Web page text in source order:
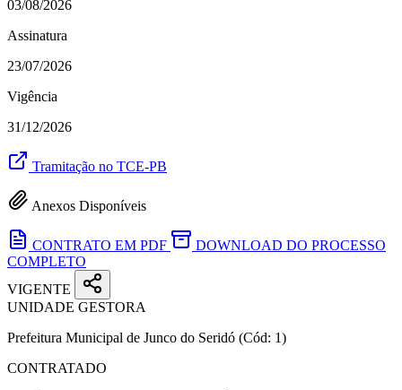
03/08/2026
Assinatura
23/07/2026
Vigência
31/12/2026
Tramitação no TCE-PB
Anexos Disponíveis
CONTRATO EM PDF
DOWNLOAD DO PROCESSO
COMPLETO
VIGENTE
UNIDADE GESTORA
Prefeitura Municipal de Junco do Seridó (Cód: 1)
CONTRATADO